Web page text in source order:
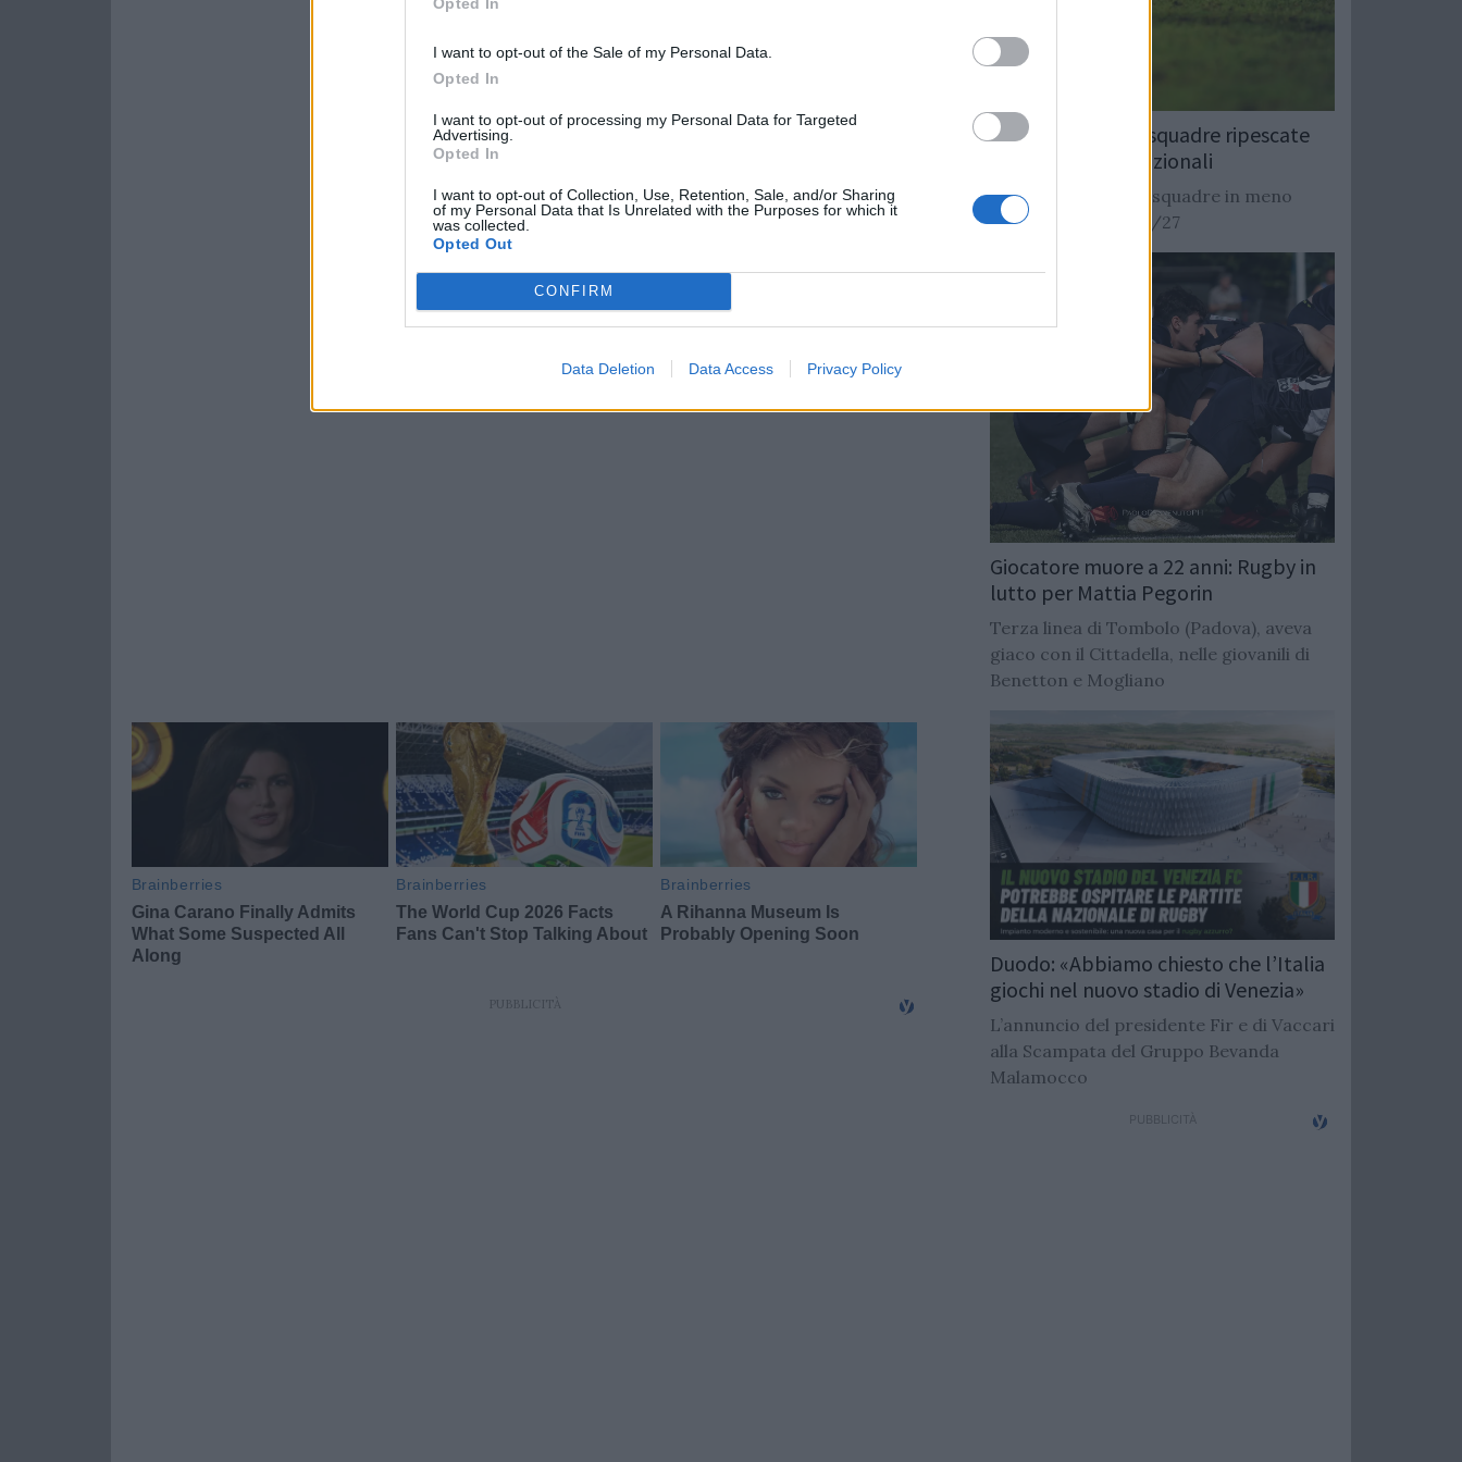
I want to opt-out of the Sale of my Personal Data.
Opted In
I want to opt-out of processing my Personal Data for Targeted
Advertising.
Opted In
I want to opt-out of Collection, Use, Retention, Sale, and/or Sharing
of my Personal Data that Is Unrelated with the Purposes for which it
was collected.
Opted Out
CONFIRM
Data Deletion Data Access Privacy Policy
Rugby: Record di squadre ripescate
nei campionati nazionali
Si stimano oltre 20 squadre in meno
dalla stagione 2026/27
Giocatore muore a 22 anni: Rugby in
lutto per Mattia Pegorin
Terza linea di Tombolo (Padova), aveva
giaco con il Cittadella, nelle giovanili di
Benetton e Mogliano
Duodo: «Abbiamo chiesto che l’Italia
giochi nel nuovo stadio di Venezia»
L’annuncio del presidente Fir e di Vaccari
alla Scampata del Gruppo Bevanda
Malamocco